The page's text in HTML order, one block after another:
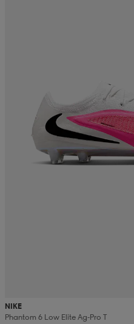
NIKE
Phantom 6 Low Elite Ag-Pro T